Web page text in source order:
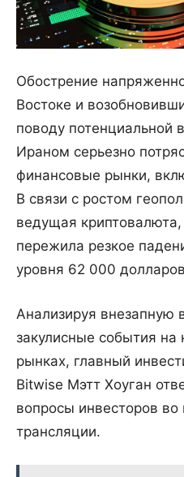
Обострение
Востоке и
поводу
Ираном серьезно
финансовые рынки,
В связи с ростом
ведущая криптовалюта,
пережила резкое
уровня 62 000
Анализируя внезапную
закулисные события на
рынках, главный
Bitwise Мэтт Хоуган
вопросы инвесторов
трансляции.